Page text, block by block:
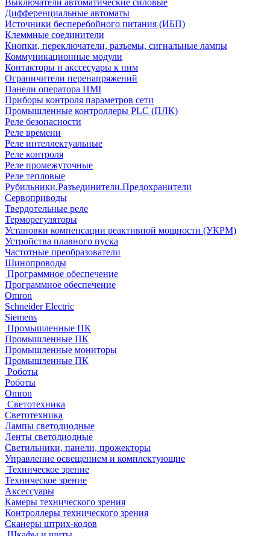
Выключатели автоматические силовые
Дифференциальные автоматы
Источники бесперебойного питания (ИБП)
Клеммные соединители
Кнопки, переключатели, разъемы, сигнальные лампы
Коммуникационные модули
Контакторы и акссесуары к ним
Ограничители перенапряжений
Панели оператора HMI
Приборы контроля параметров сети
Промышленные контроллеры PLC (ПЛК)
Реле безопасности
Реле времени
Реле интеллектуальные
Реле контроля
Реле промежуточные
Реле тепловые
Рубильники.Разъединители.Предохранители
Сервоприводы
Твердотельные реле
Терморегуляторы
Установки компенсации реактивной мощности (УКРМ)
Устройства плавного пуска
Частотные преобразователи
Шинопроводы
Программное обеспечение
Программное обеспечение
Omron
Schneider Electric
Siemens
Промышленные ПК
Промышленные ПК
Промышленные мониторы
Промышленные ПК
Роботы
Роботы
Omron
Светотехника
Светотехника
Лампы светодиодные
Ленты светодиодные
Светильники, панели, прожекторы
Управление освещением и комплектующие
Техническое зрение
Техническое зрение
Аксессуары
Камеры технического зрения
Контроллеры технического зрения
Сканеры штрих-кодов